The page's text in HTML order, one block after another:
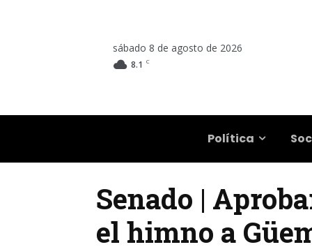
sábado 8 de agosto de 2026
8.1 C
Política
Senado |
el himno a